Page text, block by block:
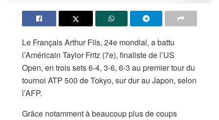
Le Français Arthur Fils, 24e mondial, a battu
l’Américain Taylor Fritz (7e), finaliste de l’US
Open, en trois sets 6-4, 3-6, 6-3 au premier tour du
tournoi ATP 500 de Tokyo, sur dur au Japon, selon
l’AFP.
Grâce notamment à beaucoup plus de coups